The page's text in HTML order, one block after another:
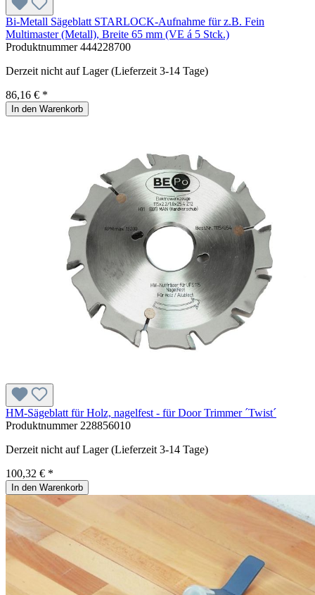
Bi-Metall Sägeblatt STARLOCK-Aufnahme für z.B. Fein
Multimaster (Metall), Breite 65 mm (VE á 5 Stck.)
Produktnummer444228700
Derzeit nicht auf Lager (Lieferzeit 3-14 Tage)
86,16 € *
In den Warenkorb
HM-Sägeblatt für Holz, nagelfest - für Door Trimmer ´Twist´
Produktnummer 228856010
Derzeit nicht auf Lager (Lieferzeit 3-14 Tage)
100,32 € *
In den Warenkorb